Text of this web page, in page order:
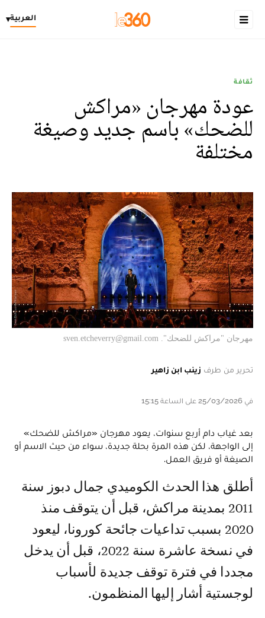
العربية▾
ثقافة
عودة مهرجان «مراكش
للضحك» باسم جديد وصيغة
مختلفة
مهرجان "مراكش للضحك". sven.etcheverry@gmail.com
تحرير من طرف زينب ابن زاهير
في 25/03/2026 على الساعة 15:15
بعد غياب دام أربع سنوات، يعود مهرجان «مراكش للضحك»
إلى الواجهة، لكن هذه المرة بحلة جديدة، سواء من حيث الاسم أو
الصيغة أو فريق العمل.
أطلق هذا الحدث الكوميدي جمال دبوز سنة
2011 بمدينة مراكش، قبل أن يتوقف منذ
2020 بسبب تداعيات جائحة كورونا، ليعود
في نسخة عاشرة سنة 2022، قبل أن يدخل
مجددا في فترة توقف جديدة لأسباب
لوجستية أشار إليها المنظمون.